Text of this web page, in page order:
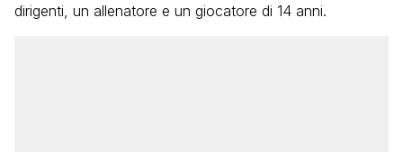
dirigenti, un allenatore e un giocatore di 14 anni.